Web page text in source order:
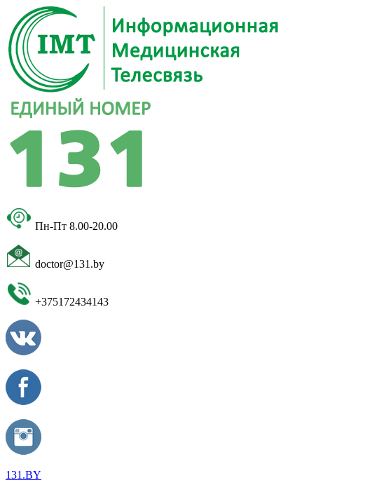
Пн-Пт 8.00-20.00
doctor@131.by
+375172434143
131.BY